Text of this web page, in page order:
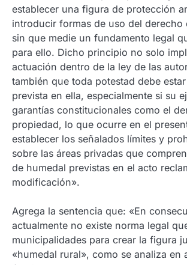
establecer una figura de protección
introducir formas de uso del derecho
sin que medie un fundamento legal
para ello. Dicho principio no solo
actuación dentro de la ley de las
también que toda potestad debe
prevista en ella, especialmente si su
garantías constitucionales como el
propiedad, lo que ocurre en el
establecer los señalados límites y
sobre las áreas privadas que
de humedal previstas en el acto
modificación».
Agrega la sentencia que: «En
actualmente no existe norma legal
municipalidades para crear la figura
«humedal rural», como se analiza en